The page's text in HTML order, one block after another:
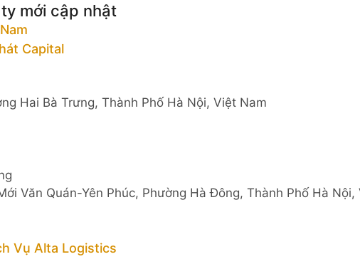
mới cập nhật
Capital
Hai Bà Trưng, Thành Phố Hà Nội, Việt Nam
Văn Quán-Yên Phúc, Phường Hà Đông, Thành Phố Hà Nội,
Vụ Alta Logistics